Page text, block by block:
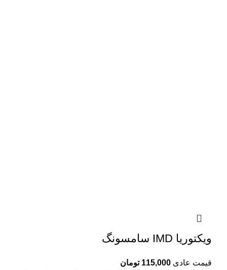
ویکتوریا IMD سامسونگ
قیمت عادی 115,000 تومان